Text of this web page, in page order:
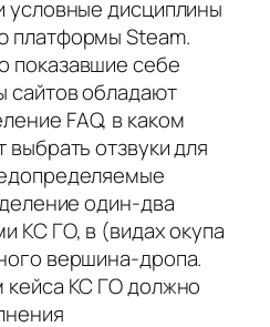
условные дисциплины
платформы Steam.
показавшие себе
сайтов обладают
FAQ, в каком
отзвуки для
один-два
КС ГО, в (видах окупа
вершина-дропа.
кейса КС ГО должно